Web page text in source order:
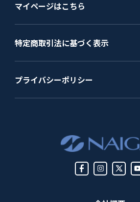
マイページはこちら
特定商取引法に基づく表示
プライバシーポリシー